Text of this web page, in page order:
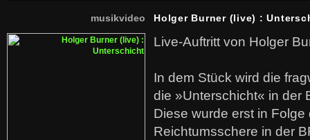
musikvideo Holger Burner (live) :
Live-Auftritt von Holger
In dem Stück wird die
die »Unterschicht« in der
Diese wurde erst in
Reichtumsschere in der